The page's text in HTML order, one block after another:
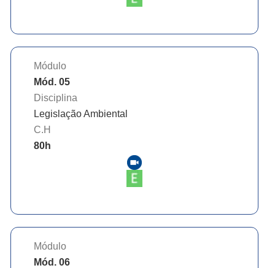
Módulo
Mód. 05
Disciplina
Legislação Ambiental
C.H
80h
Módulo
Mód. 06